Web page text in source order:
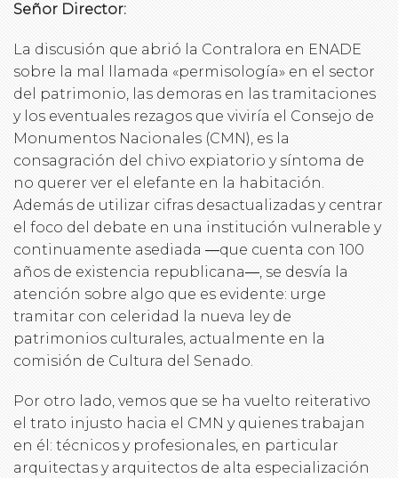
Señor Director:
La discusión que abrió la Contralora en ENADE
sobre la mal llamada «permisología» en el sector
del patrimonio, las demoras en las tramitaciones
y los eventuales rezagos que viviría el Consejo de
Monumentos Nacionales (CMN), es la
consagración del chivo expiatorio y síntoma de
no querer ver el elefante en la habitación.
Además de utilizar cifras desactualizadas y centrar
el foco del debate en una institución vulnerable y
continuamente asediada ―que cuenta con 100
años de existencia republicana―, se desvía la
atención sobre algo que es evidente: urge
tramitar con celeridad la nueva ley de
patrimonios culturales, actualmente en la
comisión de Cultura del Senado.
Por otro lado, vemos que se ha vuelto reiterativo
el trato injusto hacia el CMN y quienes trabajan
en él: técnicos y profesionales, en particular
arquitectas y arquitectos de alta especialización